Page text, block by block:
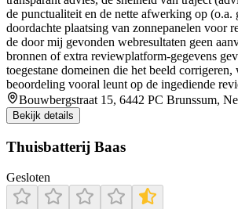
de punctualiteit en de nette afwerking op (o.a.
doordachte plaatsing van zonnepanelen voor
de door mij gevonden webresultaten geen
bronnen of extra reviewplatform-gegevens
toegestane domeinen die het beeld corrigeren,
beoordeling vooral leunt op de ingediende
Bouwbergstraat 15, 6442 PC Brunssum,
Bekijk details
Thuisbatterij Baas
Gesloten